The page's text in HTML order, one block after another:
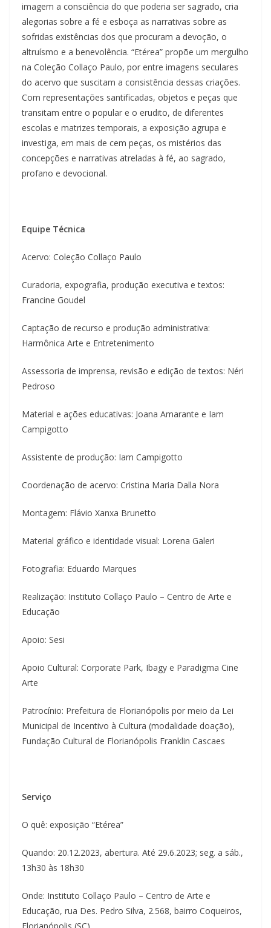
imagem a consciência do que poderia ser sagrado, cria
alegorias sobre a fé e esboça as narrativas sobre as
sofridas existências dos que procuram a devoção, o
altruísmo e a benevolência. “Etérea” propõe um mergulho
na Coleção Collaço Paulo, por entre imagens seculares
do acervo que suscitam a consistência dessas criações.
Com representações santificadas, objetos e peças que
transitam entre o popular e o erudito, de diferentes
escolas e matrizes temporais, a exposição agrupa e
investiga, em mais de cem peças, os mistérios das
concepções e narrativas atreladas à fé, ao sagrado,
profano e devocional.
Equipe Técnica
Acervo: Coleção Collaço Paulo
Curadoria, expografia, produção executiva e textos:
Francine Goudel
Captação de recurso e produção administrativa:
Harmônica Arte e Entretenimento
Assessoria de imprensa, revisão e edição de textos: Néri
Pedroso
Material e ações educativas: Joana Amarante e Iam
Campigotto
Assistente de produção: Iam Campigotto
Coordenação de acervo: Cristina Maria Dalla Nora
Montagem: Flávio Xanxa Brunetto
Material gráfico e identidade visual: Lorena Galeri
Fotografia: Eduardo Marques
Realização: Instituto Collaço Paulo – Centro de Arte e
Educação
Apoio: Sesi
Apoio Cultural: Corporate Park, Ibagy e Paradigma Cine
Arte
Patrocínio: Prefeitura de Florianópolis por meio da Lei
Municipal de Incentivo à Cultura (modalidade doação),
Fundação Cultural de Florianópolis Franklin Cascaes
Serviço
O quê: exposição “Etérea”
Quando: 20.12.2023, abertura. Até 29.6.2023; seg. a sáb.,
13h30 às 18h30
Onde: Instituto Collaço Paulo – Centro de Arte e
Educação, rua Des. Pedro Silva, 2.568, bairro Coqueiros,